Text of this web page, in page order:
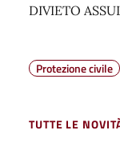
DIVIETO
Protezione civile
TUTTE LE